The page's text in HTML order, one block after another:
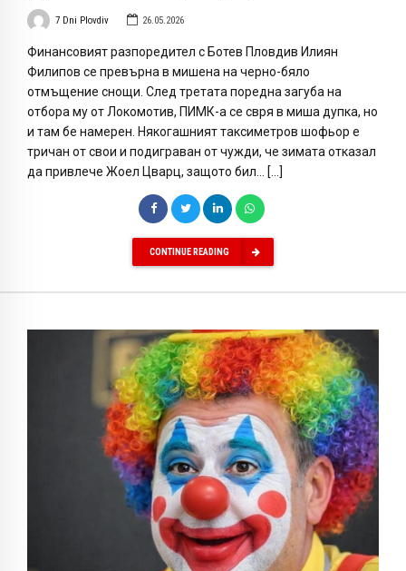
7 Dni Plovdiv 26.05.2026
Финансовият разпоредител с Ботев Пловдив Илиян
Филипов се превърна в мишена на черно-бяло
отмъщение снощи. След третата поредна загуба на
отбора му от Локомотив, ПИМК-а се свря в миша дупка, но
и там бе намерен. Някогашният таксиметров шофьор е
тричан от свои и подиграван от чужди, че зимата отказал
да привлече Жоел Цварц, защото бил… […]
CONTINUE READING